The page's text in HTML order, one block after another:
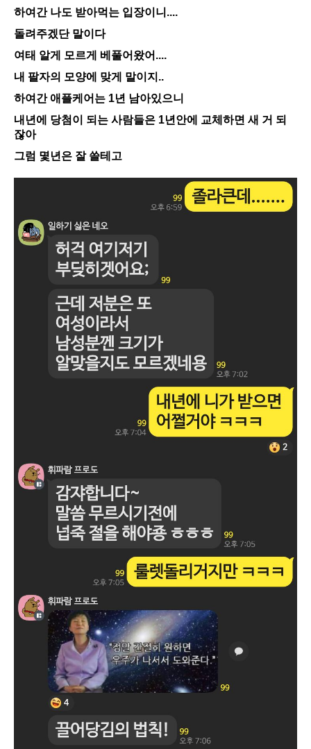
하여간 나도 받아먹는 입장이니....
돌려주겠단 말이다
여태 알게 모르게 베풀어왔어....
내 팔자의 모양에 맞게 말이지..
하여간 애플케어는 1년 남아있으니
내년에 당첨이 되는 사람들은 1년안에 교체하면 새 거 되
잖아
그럼 몇년은 잘 쓸테고